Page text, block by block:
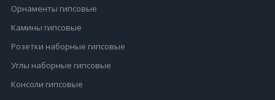
Орнаменты гипсовые
Камины гипсовые
Розетки наборные гипсовые
Углы наборные гипсовые
Консоли гипсовые